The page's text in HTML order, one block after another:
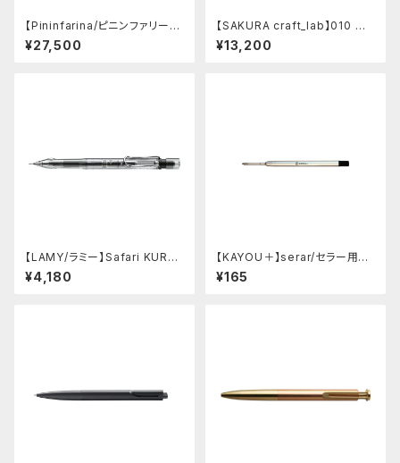
【Pininfarina/ピニンファリー
ナ】Speedform (チタン)
¥27,500
【SAKURA craft_lab】010 ゲ
ルインキボールペン (ハンマート
ーン チャコール)
¥13,200
【LAMY/ラミー】Safari KURU
TOGA inside シャープペンシ
ル (ビスタ)
¥4,180
【KAYOU＋】serar/セラー用リ
フィル
¥165